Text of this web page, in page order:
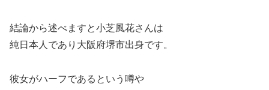
結論から述べますと小芝風花さんは
純日本人であり大阪府堺市出身です。
彼女がハーフであるという噂や